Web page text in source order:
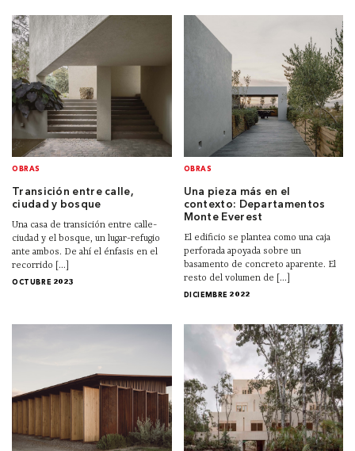
OBRAS
Transición entre calle,
ciudad y bosque
Una casa de transición entre calle-
ciudad y el bosque, un lugar-refugio
ante ambos. De ahí el énfasis en el
recorrido [...]
OCTUBRE 2023
OBRAS
Una pieza más en el
contexto: Departamentos
Monte Everest
El edificio se plantea como una caja
perforada apoyada sobre un
basamento de concreto aparente. El
resto del volumen de [...]
DICIEMBRE 2022